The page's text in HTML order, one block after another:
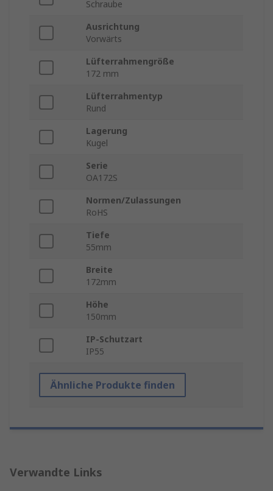
Schraube
Ausrichtung
Vorwärts
Lüfterrahmengröße
172 mm
Lüfterrahmentyp
Rund
Lagerung
Kugel
Serie
OA172S
Normen/Zulassungen
RoHS
Tiefe
55mm
Breite
172mm
Höhe
150mm
IP-Schutzart
IP55
Ähnliche Produkte finden
Verwandte Links